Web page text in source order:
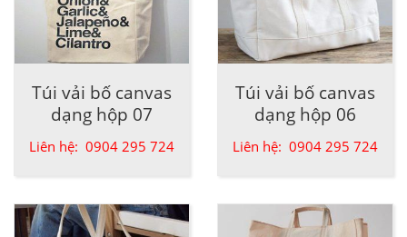
Túi vải bố canvas
dạng hộp 07
Liên hệ: 0904 295 724
Túi vải bố canvas
dạng hộp 06
Liên hệ: 0904 295 724